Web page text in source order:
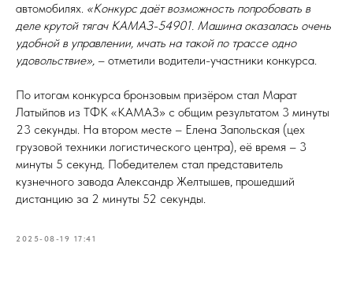
автомобилях. «Конкурс даёт возможность попробовать в
деле крутой тягач КАМАЗ-54901. Машина оказалась очень
удобной в управлении, мчать на такой по трассе одно
удовольствие», – отметили водители-участники конкурса.
По итогам конкурса бронзовым призёром стал Марат
Латыйпов из ТФК «КАМАЗ» с общим результатом 3 минуты
23 секунды. На втором месте – Елена Запольская (цех
грузовой техники логистического центра), её время – 3
минуты 5 секунд. Победителем стал представитель
кузнечного завода Александр Желтышев, прошедший
дистанцию за 2 минуты 52 секунды.
2025-08-19 17:41